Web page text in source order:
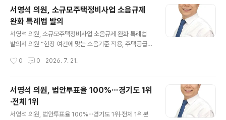
24일 군산경찰서에 각각 취하서를 제출했다. 어떠한 조건
도 달지 않은 취하다. 김재준 시장은 “경선 과정에서 있었
던 일을 계속 끌고 가는 것은 지역과 시민께도 도움이 되지
않는다고 판단했다”며 “대화에 응해 준 김영일 의원께 감
와 집행부가 시민을 위해 함께 일할 수 있도록 협력해 나가
서영석 의원, 소규모주택정비사업 소음규제
완화 특례법 발의
서영석 의원, 소규모주택정비사업 소음규제 완화 특례법
발의서 의원 “현장 여건에 맞는 소음기준 적용, 주택공급과
자] 국회 보건복지위원회 서영석 의원(더불어민주당, 부천
는 내용의 「빈집 및 소규모주택 정비에 관한 특례법 일부개
정법률안」(이하 개정안)을 대표 발의한다고 밝혔다. 가로주
택정비사업은 노후·저층 주거지가 밀집한 좁은 블록 단위
0 0 2026. 7. 21.
서영석 의원, 법안투표율 100%⋯경기도 1위
·전체 1위
서영석 의원, 법안투표율 100%⋯경기도 1위·전체 1위본